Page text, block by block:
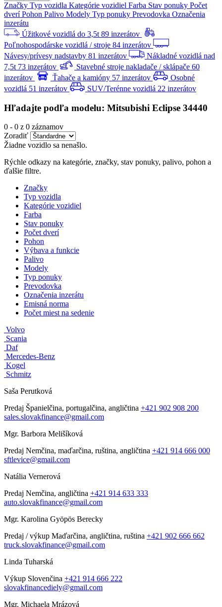
Značky Typ vozidla Kategórie vozidiel Farba Stav ponuky Počet
dveríPohon Palivo Modely Typ ponuky Prevodovka Označenia
inzerátu
Úžitkové vozidlá do 3,5t 89 inzerátov
Poľnohospodárske vozidlá / stroje 84 inzerátov
Návesy/prívesy nadstavby 81 inzerátov
Nákladné vozidlá nad
7,5t 73 inzerátov Stavebné stroje nakladače / sklápače 60
inzerátov
Ťahače a kamióny 57 inzerátov
Osobné
vozidlá 51 inzerátov SUV/Terénne vozidlá 22 inzerátov
Hľadajte podľa modelu: Mitsubishi Eclipse 34440
0 - 0 z 0 záznamov
Zoradiť
Žiadne vozidlo sa nenašlo.
Rýchle odkazy na kategórie, značky, stav ponuky, palivo, pohon a
ďalšie filtre.
Značky
Typ vozidla
Kategórie vozidiel
Farba
Stav ponuky
Počet dverí
Pohon
Výbava a funkcie
Palivo
Modely
Typ ponuky
Prevodovka
Označenia inzerátu
Emisná norma
Počet miest na sedenie
Volvo
Scania
Daf
Mercedes-Benz
Kogel
Schmitz
Saša Perutková
Predaj Španielčina, portugalčina, angličtina +421 902 908 200
sales.slovakfinance@gmail.com
Mgr. Barbora Melišíková
Predaj Nemčina, maďarčina, ruština, angličtina +421 914 666 000
sftlevice@gmail.com
Natália Vernerová
Predaj Nemčina, angličtina +421 914 633 333
auto.slovakfinance@gmail.com
Mgr. Karolina Gyöpös Berecky
Predaj / výkup Maďarčina, angličtina, ruština +421 902 666 662
truck.slovakfinance@gmail.com
Linda Tuharská
Výkup Slovenčina +421 914 666 222
slovakfinancediely@gmail.com
Mgr. Michaela Mrázová